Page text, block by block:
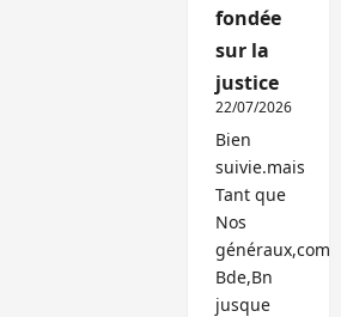
fondée
sur la
justice
22/07/2026
Bien
suivie.mais
Tant que
Nos
généraux,com
Bde,Bn
jusque